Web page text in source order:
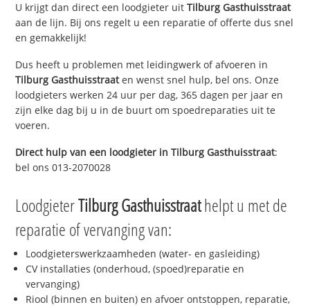
U krijgt dan direct een loodgieter uitTilburg Gasthuisstraat
aan de lijn. Bij ons regelt u een reparatie of offerte dus snel
en gemakkelijk!
Dus heeft u problemen met leidingwerk of afvoeren in
Tilburg Gasthuisstraaten wenst snel hulp, bel ons. Onze
loodgieters werken 24 uur per dag, 365 dagen per jaar en
zijn elke dag bij u in de buurt om spoedreparaties uit te
voeren.
Direct hulp van een loodgieter inTilburg Gasthuisstraat:
bel ons 013-2070028
LoodgieterTilburg Gasthuisstraathelpt u met de
reparatie of vervanging van:
Loodgieterswerkzaamheden (water- en gasleiding)
CV installaties (onderhoud, (spoed)reparatie en
vervanging)
Riool (binnen en buiten) en afvoer ontstoppen, reparatie,